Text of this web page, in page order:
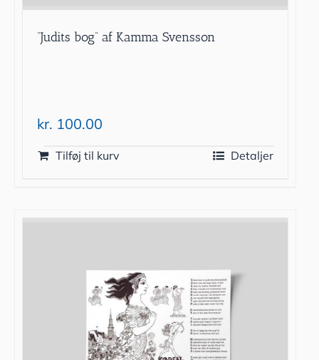
”Judits bog” af Kamma Svensson
kr. 100.00
Tilføj til kurv Detaljer